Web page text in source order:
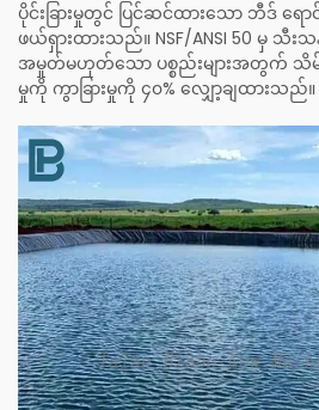
ပိုင်းခြားမှုတွင် ပြင်ဆင်ထားသော ဘီဒ် ရော
ဖယ်ရှားထားသည်။ NSF/ANSI 50 မှ
အမှုတ်မဟုတ်သော ပစ္စည်းများအတွက် သိ
မှုကို ကွာခြားမှုကို ၄၀% လျှော့ချထားသည်။